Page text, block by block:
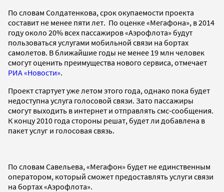
По словам Солдатенкова, срок окупаемости проекта
составит не менее пяти лет. По оценке «Мегафона», в 2014
году около 20% всех пассажиров «Аэрофлота» будут
пользоваться услугами мобильной связи на бортах
самолетов. В ближайшие годы не менее 19 млн человек
смогут оценить преимущества нового сервиса, отмечает
РИА «Новости».
Проект стартует уже летом этого года, однако пока будет
недоступна услуга голосовой связи. Зато пассажиры
смогут выходить в интернет и отправлять смс-сообщения.
К концу 2010 года стороны решат, будет ли добавлена в
пакет услуг и голосовая связь.
По словам Савельева, «Мегафон» будет не единственным
оператором, который сможет предоставлять услуги связи
на бортах «Аэрофлота».